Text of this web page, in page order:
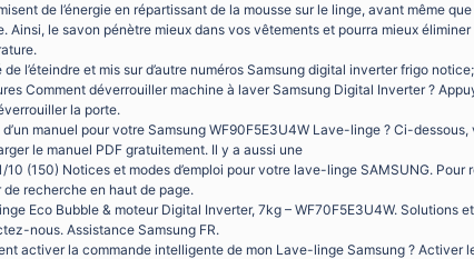
de l’énergie en répartissant de la mousse sur le linge, avant même
Ainsi, le savon pénètre mieux dans vos vêtements et pourra mieux
de l’éteindre et mis sur d’autre numéros Samsung digital inverter frigo
Comment déverrouiller machine à laver Samsung Digital Inverter ?
la porte.
d’un manuel pour votre Samsung WF90F5E3U4W Lave-linge ? Ci-
le manuel PDF gratuitement. Il y a aussi une
10 (150) Notices et modes d’emploi pour votre lave-linge SAMSUNG.
de recherche en haut de page.
Eco Bubble & moteur Digital Inverter, 7kg – WF70F5E3U4W. Solutions
nous. Assistance Samsung FR.
activer la commande intelligente de mon Lave-linge Samsung ? Activer